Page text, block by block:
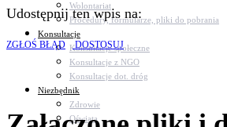
Wolontariat
Procedury, formularze, pliki do pobrania
Konsultacje
Konsultacje społeczne
Konsultacje z NGO
Konsultacje dot. dróg
Niezbędnik
Zdrowie
Oświata
Udostępnij ten wpis na:
ZGŁOŚ BŁĄD DOSTOSUJ